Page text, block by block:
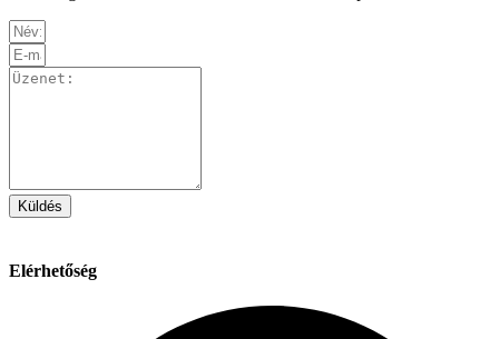
Küldés
Elérhetőség